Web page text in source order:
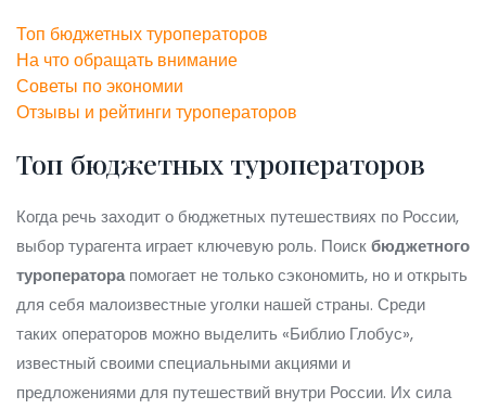
Топ бюджетных туроператоров
На что обращать внимание
Советы по экономии
Отзывы и рейтинги туроператоров
Топ бюджетных туроператоров
Когда речь заходит о бюджетных путешествиях по России,
выбор турагента играет ключевую роль. Поискбюджетного
туроператорапомогает не только сэкономить, но и открыть
для себя малоизвестные уголки нашей страны. Среди
таких операторов можно выделить «Библио Глобус»,
известный своими специальными акциями и
предложениями для путешествий внутри России. Их сила